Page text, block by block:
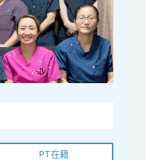
PT在籍